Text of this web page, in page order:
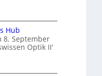
Hub
8. September
Optik II‘